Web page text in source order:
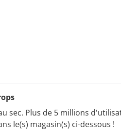
sec. Plus de 5 millions
le(s) magasin(s) ci-dessous !